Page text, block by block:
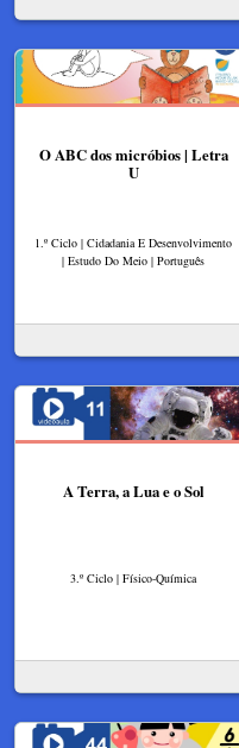
O ABC dos micróbios | Letra
U
1.º Ciclo | Cidadania E Desenvolvimento
| Estudo Do Meio | Português
A Terra, a Lua e o Sol
3.º Ciclo | Físico-Química